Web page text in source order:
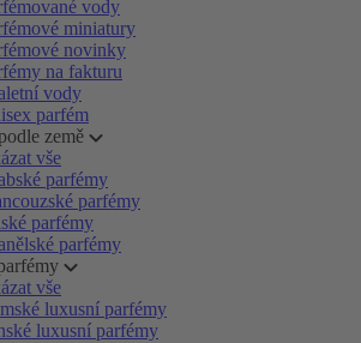
vody
miniatury
novinky
na fakturu
vody
parfém
země
vše
parfémy
parfémy
parfémy
parfémy
vše
luxusní parfémy
luxusní parfémy